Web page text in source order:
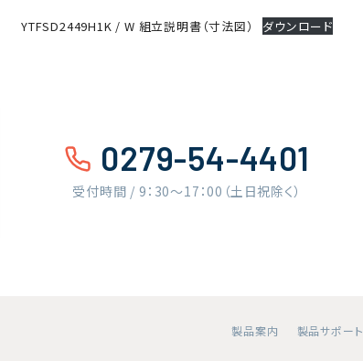
YTFSD2449H1K / W 組立説明書（寸法図） ダウンロード
0279-54-4401
受付時間 / 9：30〜17：00（土日祝除く）
製品案内 製品サポート